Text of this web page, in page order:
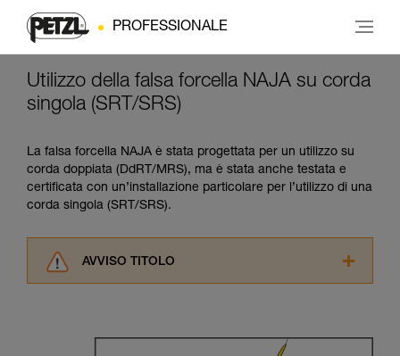
PROFESSIONALE
Utilizzo della falsa forcella NAJA su corda
singola (SRT/SRS)
La falsa forcella NAJA è stata progettata per un utilizzo su
corda doppiata (DdRT/MRS), ma è stata anche testata e
certificata con un’installazione particolare per l’utilizzo di una
corda singola (SRT/SRS).
AVVISO TITOLO
informazioni dell’istruzione tecnica per poter